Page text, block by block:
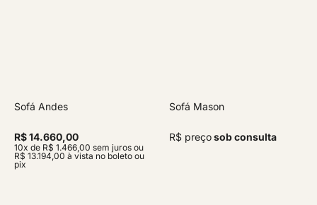
Sofá Andes
R$ 14.660,00
10x de R$ 1.466,00 sem juros ou
R$ 13.194,00 à vista no boleto ou
pix
Sofá Mason
R$ preçosob consulta